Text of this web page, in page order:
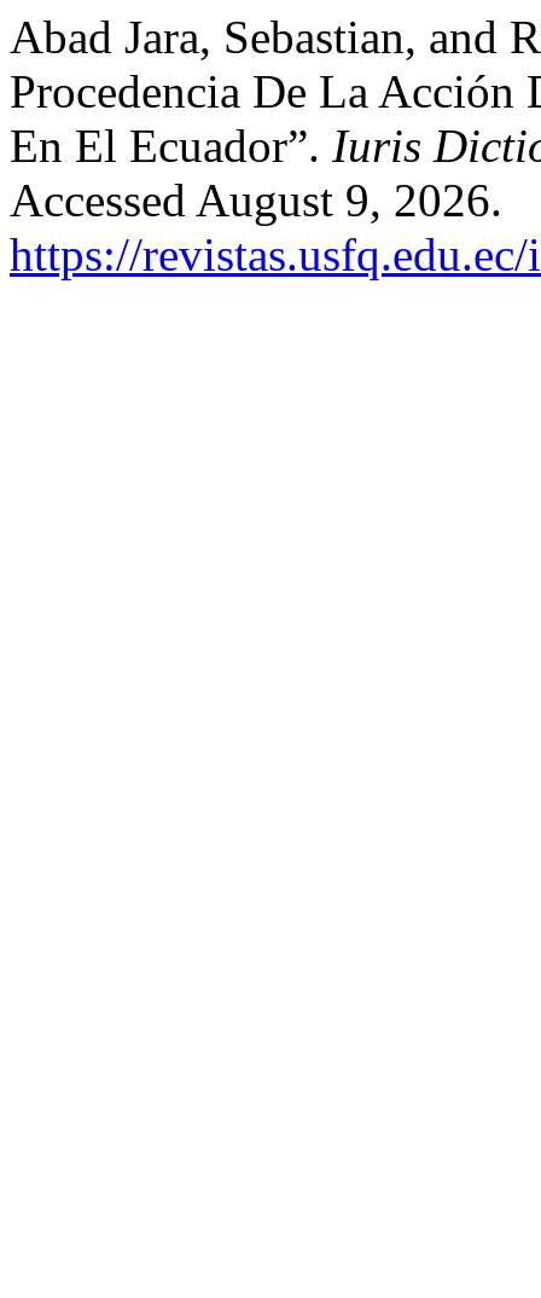
Abad Jara, Sebastian, and
Procedencia De La Acción
En El Ecuador”. Iuris
Accessed August 9, 2026.
https://